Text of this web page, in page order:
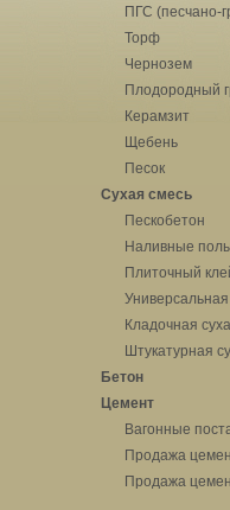
ПГС (песчано-
Торф
Чернозем
Плодородный
Керамзит
Щебень
Песок
Сухая смесь
Пескобетон
Наливные
Плиточный
Кладочная
Штукатурная
Бетон
Цемент
Вагонные
Продажа
Продажа